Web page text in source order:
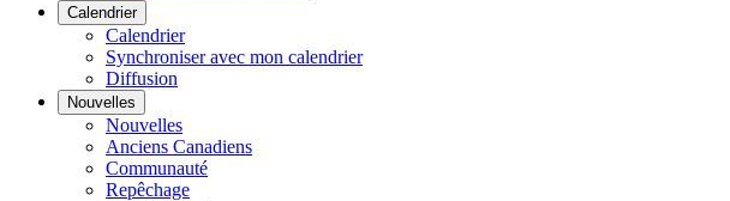
Calendrier
Calendrier
Synchroniser avec mon calendrier
Diffusion
Nouvelles
Nouvelles
Anciens Canadiens
Communauté
Repêchage